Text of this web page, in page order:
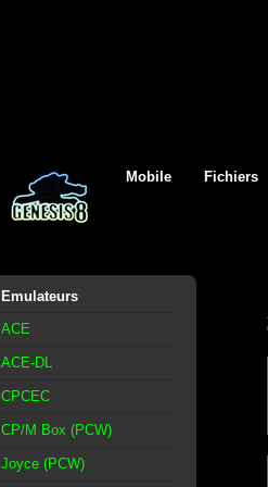
Mobile Fichiers
Emulateurs
ACE
ACE-DL
CPCEC
CP/M Box (PCW)
Joyce (PCW)